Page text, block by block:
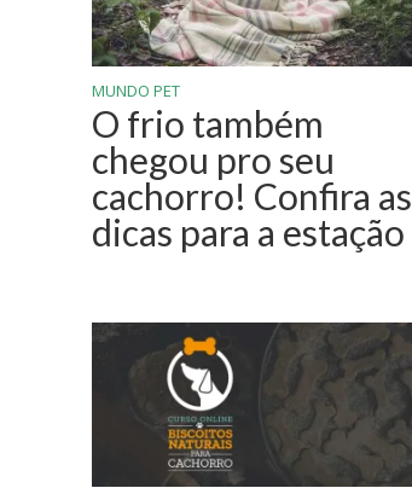
MUNDO PET
O frio também
chegou pro seu
cachorro! Confira as
dicas para a estação